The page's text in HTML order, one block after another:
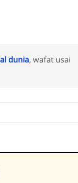
dunia, wafat usai